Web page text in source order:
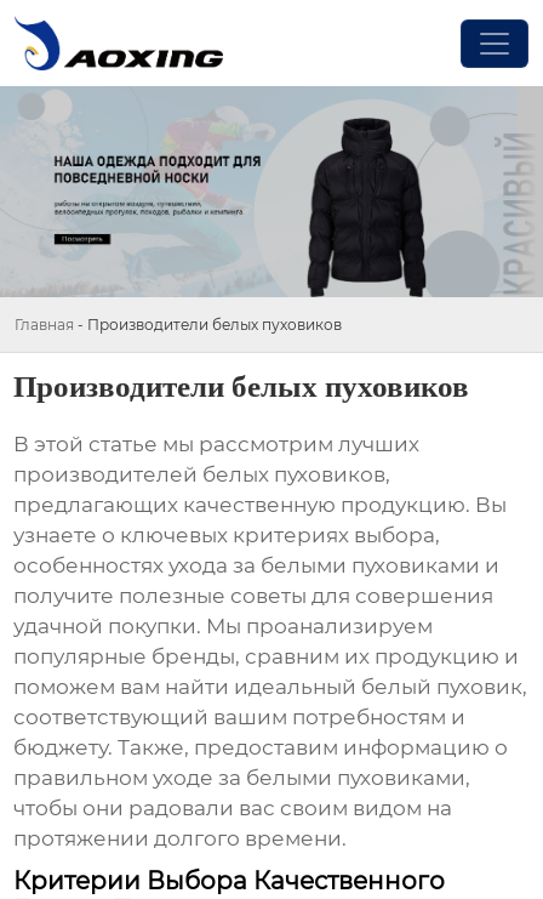
Главная - Производители белых пуховиков
Производители белых пуховиков
В этой статье мы рассмотрим лучших
производителей белых пуховиков,
предлагающих качественную продукцию. Вы
узнаете о ключевых критериях выбора,
особенностях ухода за белыми пуховиками и
получите полезные советы для совершения
удачной покупки. Мы проанализируем
популярные бренды, сравним их продукцию и
поможем вам найти идеальный белый пуховик,
соответствующий вашим потребностям и
бюджету. Также, предоставим информацию о
правильном уходе за белыми пуховиками,
чтобы они радовали вас своим видом на
протяжении долгого времени.
Критерии Выбора Качественного